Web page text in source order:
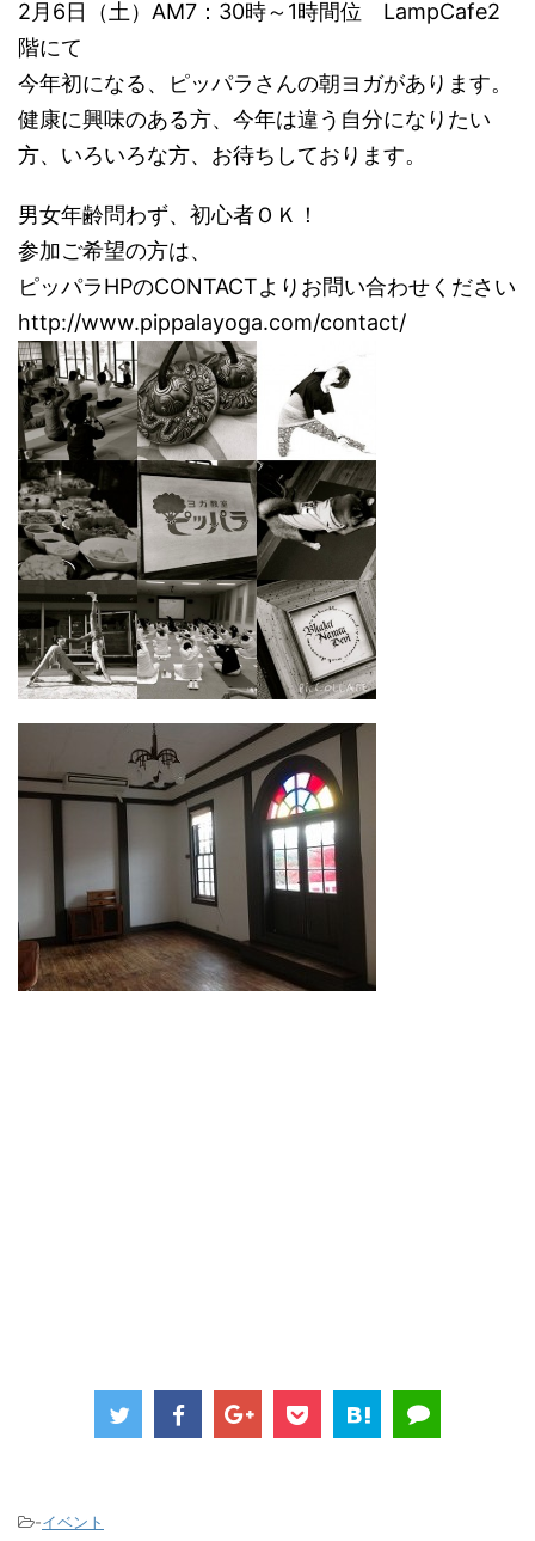
2月6日（土）AM7：30時～1時間位 LampCafe2
階にて
今年初になる、ピッパラさんの朝ヨガがあります。
健康に興味のある方、今年は違う自分になりたい
方、いろいろな方、お待ちしております。
男女年齢問わず、初心者ＯＫ！
参加ご希望の方は、
ピッパラHPのCONTACTよりお問い合わせください
http://www.pippalayoga.com/contact/
-イベント